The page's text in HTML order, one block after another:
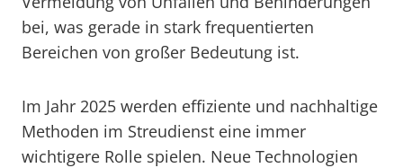
bei, was gerade in stark frequentierten
Bereichen von großer Bedeutung ist.
Im Jahr 2025 werden effiziente und nachhaltige
Methoden im Streudienst eine immer
wichtigere Rolle spielen. Neue Technologien